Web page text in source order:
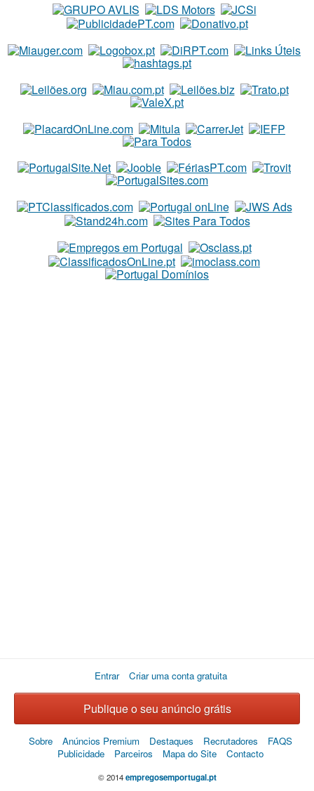
Entrar Criar uma conta gratuita
Publique o seu anúncio grátis
Sobre Anúncios Premium Destaques Recrutadores
FAQS
Publicidade
Parceiros Mapa do Site Contacto
© 2014empregosemportugal.pt